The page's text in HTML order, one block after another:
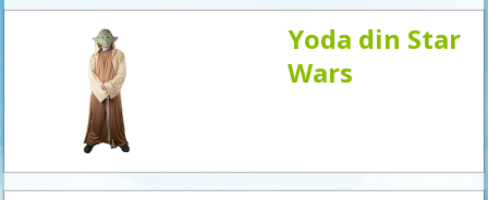
Yoda din Star
Wars